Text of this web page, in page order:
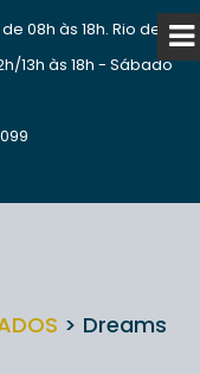
08h às 18h. Rio de
13h às 18h - Sábado
> Dreams